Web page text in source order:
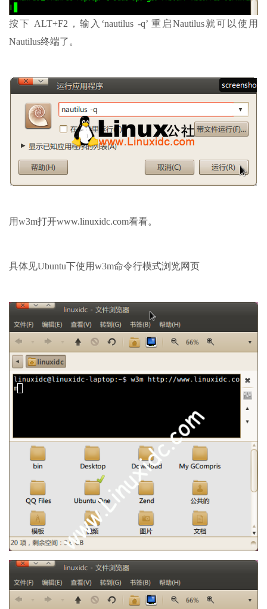
按下 ALT+F2，输入‘nautilus -q’ 重启Nautilus就可以使用
Nautilus终端了。
用w3m打开www.linuxidc.com看看。
具体见Ubuntu下使用w3m命令行模式浏览网页